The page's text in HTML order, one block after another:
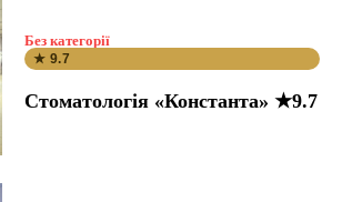
Без категорії
★ 9.7
Стоматологія «Константа» ★9.7